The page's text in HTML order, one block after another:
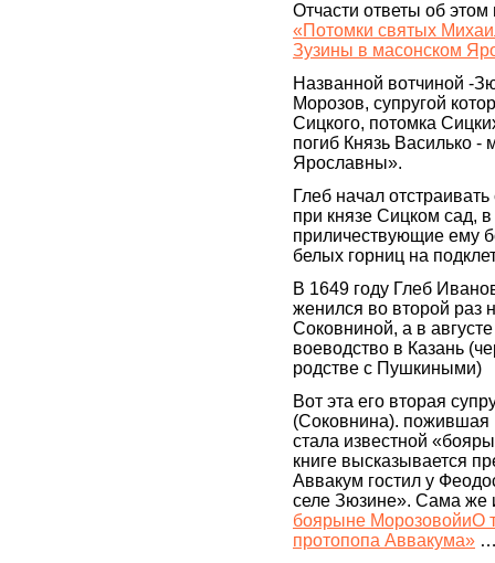
Отчасти ответы об этом
«Потомки святых
Зузины в масонском
Названной вотчиной -
Морозов, супругой
Сицкого, потомка
погиб Князь Василько
Ярославны».
Глеб начал
при князе Сицком сад,
приличествующие ему
белых горниц на
В 1649 году Глеб
женился во второй раз
Соковниной, а в
воеводство в Казань
родстве с Пушкиными)
Вот эта его вторая
(Соковнина).
стала известной
книге высказывается
Аввакум гостил у
селе Зюзине». Сама же
боярыне МорозовойиО
протопопа Аввакума»